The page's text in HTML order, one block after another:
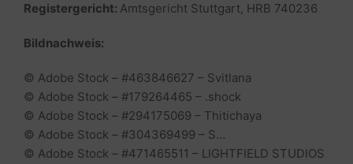
Registergericht: Amtsgericht Stuttgart, HRB 740236
Bildnachweis:
© Adobe Stock – #463846627 – Svitlana
© Adobe Stock – #179264465 – .shock
© Adobe Stock – #294175069 – Thitichaya
© Adobe Stock – #304369499 – S…
© Adobe Stock – #471465511 – LIGHTFIELD STUDIOS